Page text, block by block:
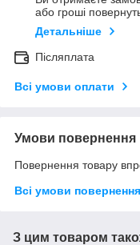
або гроші
Детальніше
Післяплата
Всі умови оплати
Умови повернення
Повернення товару
Всі умови повернення
З цим товаром